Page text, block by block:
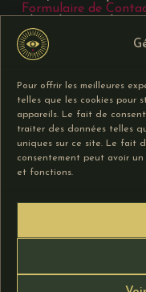
Pour offrir les meilleures
telles que les cookies pour
appareils. Le fait de
traiter des données telles
uniques sur ce site. Le fait
consentement peut avoir
et fonctions.
Formulaire de
Le Vendeur
l’amiable si la prise
problème suite à
9. Force majeure
La responsabilité du
si la non-exécution
l’une de ses
d’un cas de force
10. Tribunal
pourra être